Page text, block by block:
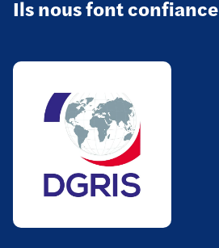
Ils nous font confiance